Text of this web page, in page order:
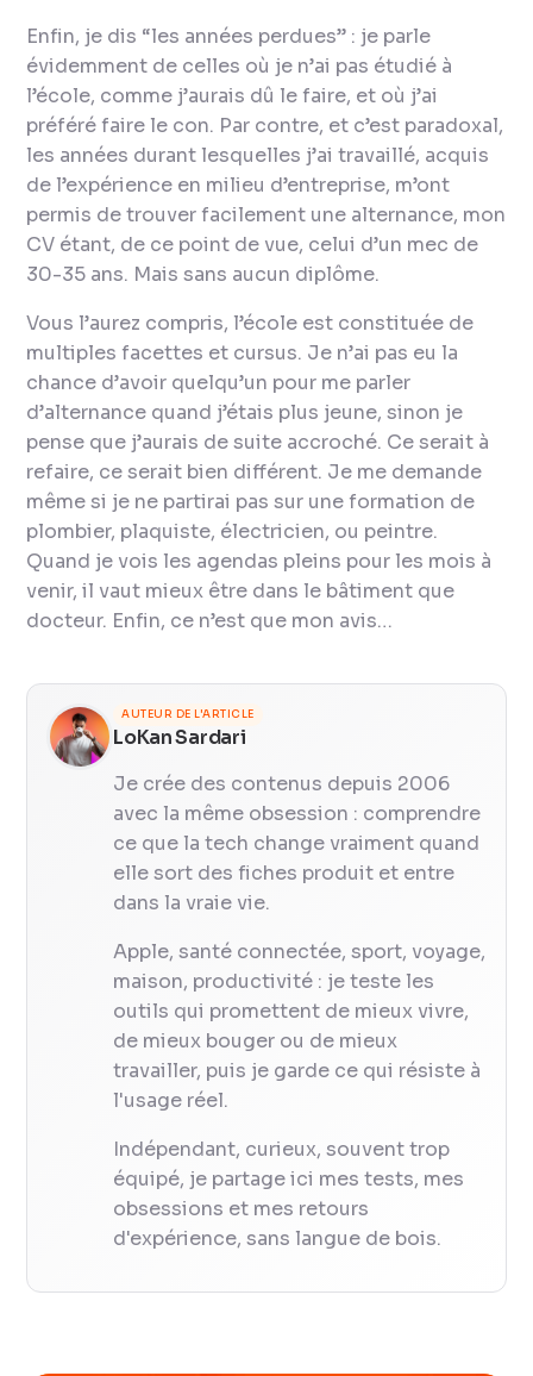
Enfin, je dis “les années perdues” : je parle
évidemment de celles où je n’ai pas étudié à
l’école, comme j’aurais dû le faire, et où j’ai
préféré faire le con. Par contre, et c’est paradoxal,
les années durant lesquelles j’ai travaillé, acquis
de l’expérience en milieu d’entreprise, m’ont
permis de trouver facilement une alternance, mon
CV étant, de ce point de vue, celui d’un mec de
30-35 ans. Mais sans aucun diplôme.
Vous l’aurez compris, l’école est constituée de
multiples facettes et cursus. Je n’ai pas eu la
chance d’avoir quelqu’un pour me parler
d’alternance quand j’étais plus jeune, sinon je
pense que j’aurais de suite accroché. Ce serait à
refaire, ce serait bien différent. Je me demande
même si je ne partirai pas sur une formation de
plombier, plaquiste, électricien, ou peintre.
Quand je vois les agendas pleins pour les mois à
venir, il vaut mieux être dans le bâtiment que
docteur. Enfin, ce n’est que mon avis…
AUTEUR DE L'ARTICLE
LoKan Sardari
Je crée des contenus depuis 2006
avec la même obsession : comprendre
ce que la tech change vraiment quand
elle sort des fiches produit et entre
dans la vraie vie.
Apple, santé connectée, sport, voyage,
maison, productivité : je teste les
outils qui promettent de mieux vivre,
de mieux bouger ou de mieux
travailler, puis je garde ce qui résiste à
l'usage réel.
Indépendant, curieux, souvent trop
équipé, je partage ici mes tests, mes
obsessions et mes retours
d'expérience, sans langue de bois.